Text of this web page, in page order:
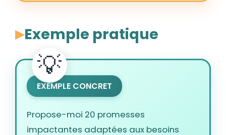
Exemple pratique
EXEMPLE CONCRET
Propose-moi 20 promesses
impactantes adaptées aux besoins